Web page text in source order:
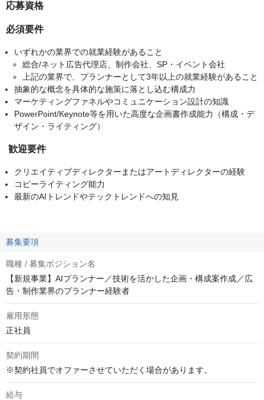
応募資格
必須要件
いずれかの業界での就業経験があること
総合/ネット広告代理店、制作会社、SP・イベント会社
上記の業界で、プランナーとして3年以上の就業経験があること
抽象的な概念を具体的な施策に落とし込む構成力
マーケティングファネルやコミュニケーション設計の知識
PowerPoint/Keynote等を用いた高度な企画書作成能力（構成・デ
ザイン・ライティング）
歓迎要件
クリエイティブディレクターまたはアートディレクターの経験
コピーライティング能力
最新のAIトレンドやテックトレンドへの知見
募集要項
職種 / 募集ポジション名
【新規事業】AIプランナー／技術を活かした企画・構成案作成／広
告・制作業界のプランナー経験者
雇用形態
正社員
契約期間
※契約社員でオファーさせていただく場合があります。
給与